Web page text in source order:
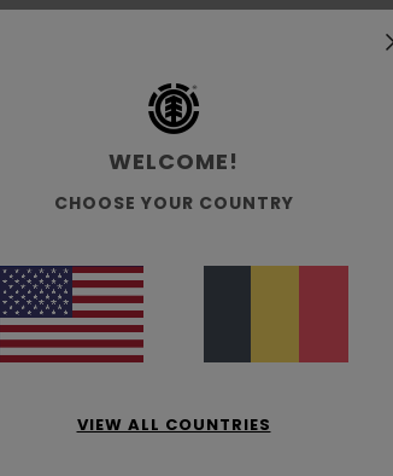
5.0
WELCOME!
CHOOSE YOUR COUNTRY
VIEW ALL COUNTRIES